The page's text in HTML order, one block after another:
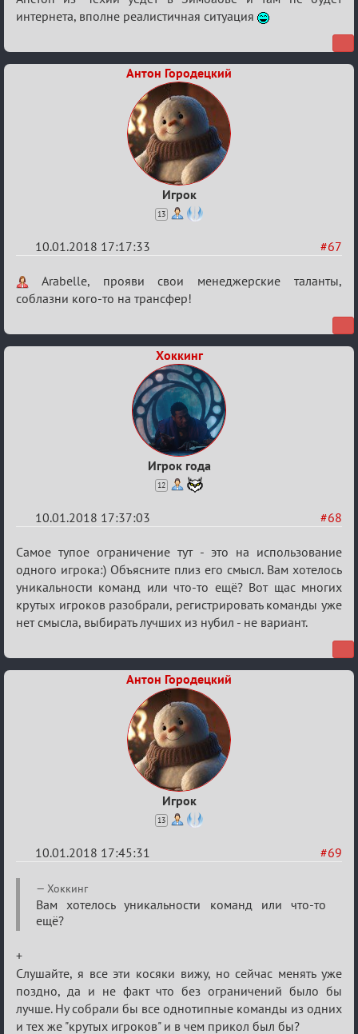
интернета, вполне реалистичная ситуация
Антон Городецкий
Игрок
13
#67
10.01.2018 17:17:33
Re:
Обсуждение
Мафии»
Arabelle, прояви свои менеджерские таланты,
соблазни кого-то на трансфер!
Хоккинг
Игрок года
12
#68
10.01.2018 17:37:03
Re:
Обсуждение
«Менеджер
Мафии»
Самое тупое ограничение тут - это на использование
одного игрока:) Объясните плиз его смысл. Вам хотелось
уникальности команд или что-то ещё? Вот щас многих
крутых игроков разобрали, регистрировать команды уже
нет смысла, выбирать лучших из нубил - не вариант.
Антон Городецкий
Игрок
13
#69
10.01.2018 17:45:31
Re:
Обсуждение
«Менеджер
Мафии»
Хоккинг
Вам хотелось уникальности команд или что-то
ещё?
+
Слушайте, я все эти косяки вижу, но сейчас менять уже
поздно, да и не факт что без ограничений было бы
лучше. Ну собрали бы все однотипные команды из одних
и тех же "крутых игроков" и в чем прикол был бы?